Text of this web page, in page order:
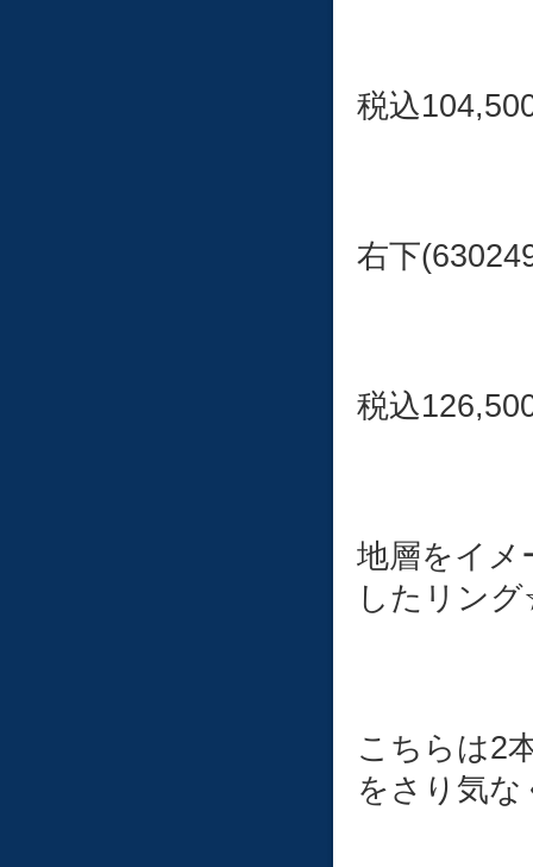
税込
右下
税込
地層をイメ
したリン
こちらは2
をさり気